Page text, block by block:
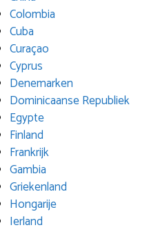
Colombia
Cuba
Curaçao
Cyprus
Denemarken
Dominicaanse Republiek
Egypte
Finland
Frankrijk
Gambia
Griekenland
Hongarije
Ierland